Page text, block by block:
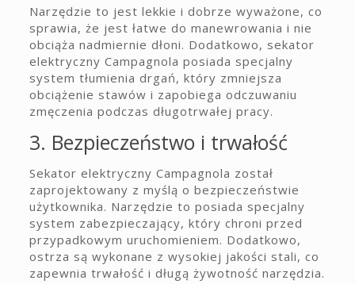
Narzędzie to jest lekkie i dobrze wyważone, co
sprawia, że jest łatwe do manewrowania i nie
obciąża nadmiernie dłoni. Dodatkowo, sekator
elektryczny Campagnola posiada specjalny
system tłumienia drgań, który zmniejsza
obciążenie stawów i zapobiega odczuwaniu
zmęczenia podczas długotrwałej pracy.
3. Bezpieczeństwo i trwałość
Sekator elektryczny Campagnola został
zaprojektowany z myślą o bezpieczeństwie
użytkownika. Narzędzie to posiada specjalny
system zabezpieczający, który chroni przed
przypadkowym uruchomieniem. Dodatkowo,
ostrza są wykonane z wysokiej jakości stali, co
zapewnia trwałość i długą żywotność narzędzia.